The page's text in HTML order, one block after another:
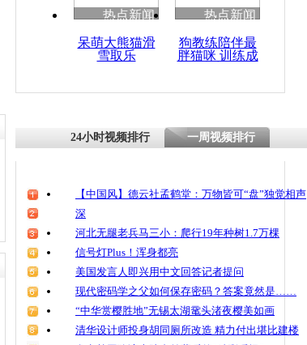
魂
热点新闻
呆萌大熊猫滑
雪取乐
热点新闻
狗教练陪伴最
胖猫咪 训练成
24小时视频排行 一周视频排行
【中国风】德云社孟鹤堂：万物皆可“盘”独觉相声
深
河北无腿老兵马三小：爬行19年种树1.7万棵
信号灯Plus！浑身都亮
美国发言人即兴用中文回答记者提问
现代密码学之父如何保存密码？答案竟然是……
“中华赏樱胜地”无锡太湖鼋头渚夜樱美如画
清华设计师投身胡同厕所改造 精力付出堪比建楼